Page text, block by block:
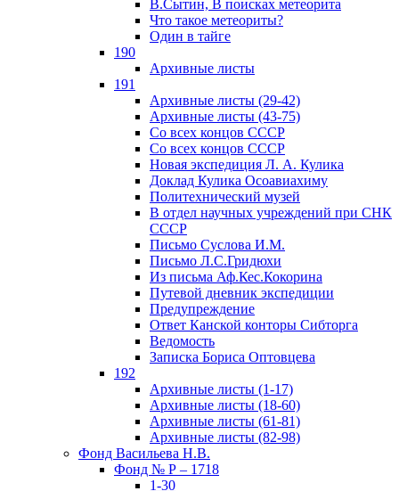
В.Сытин, В поисках метеорита
Что такое метеориты?
Один в тайге
190
Архивные листы
191
Архивные листы (29-42)
Архивные листы (43-75)
Со всех концов СССР
Со всех концов СССР
Новая экспедиция Л. А. Кулика
Доклад Кулика Осоавиахиму
Политехнический музей
В отдел научных учреждений при СНК
СССР
Письмо Суслова И.М.
Письмо Л.С.Гридюхи
Из письма Аф.Кес.Кокорина
Путевой дневник экспедиции
Предупреждение
Ответ Канской конторы Сибторга
Ведомость
Записка Бориса Оптовцева
192
Архивные листы (1-17)
Архивные листы (18-60)
Архивные листы (61-81)
Архивные листы (82-98)
Фонд Васильева Н.В.
Фонд № Р – 1718
1-30